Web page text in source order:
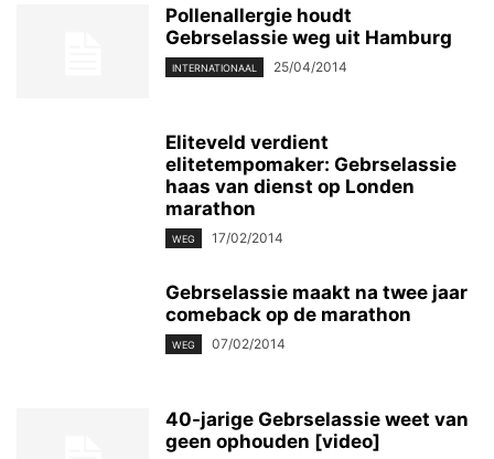
Pollenallergie houdt
Gebrselassie weg uit Hamburg
INTERNATIONAAL 25/04/2014
Eliteveld verdient
elitetempomaker: Gebrselassie
haas van dienst op Londen
marathon
WEG 17/02/2014
Gebrselassie maakt na twee jaar
comeback op de marathon
WEG 07/02/2014
40-jarige Gebrselassie weet van
geen ophouden [video]